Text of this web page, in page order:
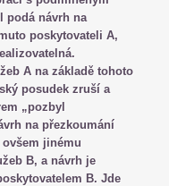
podá návrh na
poskytovateli A,
A na základě tohoto
posudek zruší a
„pozbyl
na přezkoumání
jinému
B, a návrh je
B. Jde